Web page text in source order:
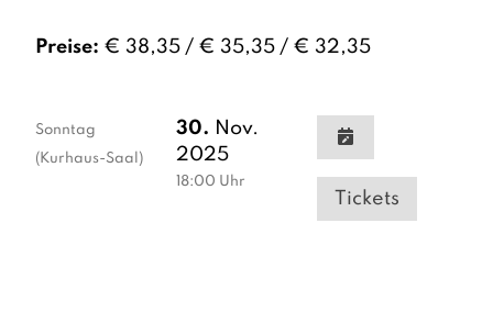
Preise: € 38,35 / € 35,35 / € 32,35
Sonntag
(Kurhaus-Saal)
30. Nov.
2025
18:00 Uhr
Tickets